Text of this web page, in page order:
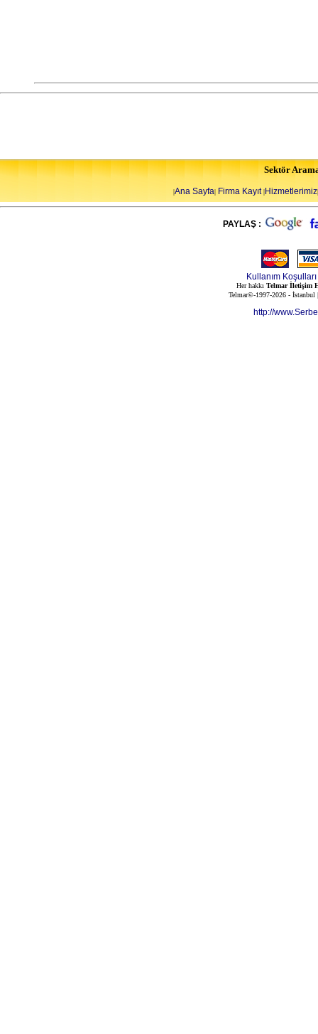
Sektör
|Ana Sayfa| Firma Kayıt|Hizmetlerimiz|
PAYLAŞ :
Kullanım Koşulları
Her hakkı Telmar İletişim
Telmar©-1997-2026 -
http://